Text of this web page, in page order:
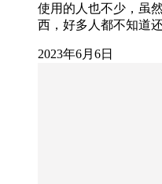
使用的人也不少，虽
西，好多人都不知道
2023年6月6日